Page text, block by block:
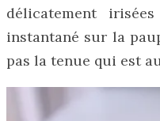
délicatement
instantané sur la
pas la tenue qui est